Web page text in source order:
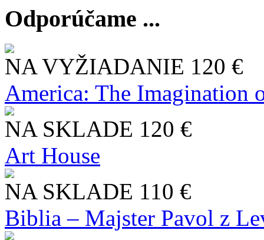
Odporúčame ...
NA VYŽIADANIE 120 €
America: The Imagination
NA SKLADE 120 €
Art House
NA SKLADE 110 €
Biblia – Majster Pavol z